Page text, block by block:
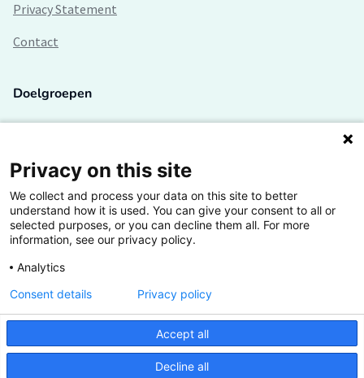
Privacy Statement
Contact
Doelgroepen
Lectoren en onderzoekers
Bedrijven
Hogescholen
De grootste kennisbank van het HBO
Inspiratie op jouw vakgebied
Privacy on this site
We collect and process your data on this site to better
understand how it is used. You can give your consent to all or
selected purposes, or you can decline them all. For more
information, see our privacy policy.
Analytics
Accept all
Decline all
Consent details Privacy policy